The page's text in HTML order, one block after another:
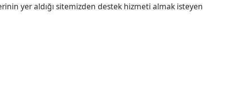
yer aldığı sitemizden destek hizmeti almak isteyen